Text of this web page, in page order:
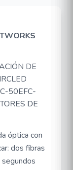
DE
50EFC-
DE
óptica con
dos fibras